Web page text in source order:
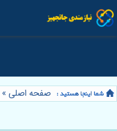
صفحه اصلی »